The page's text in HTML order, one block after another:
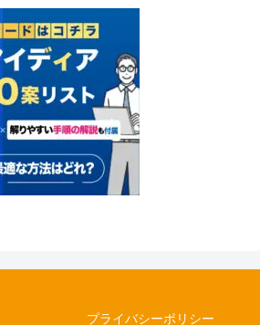
プライバシーポリシー